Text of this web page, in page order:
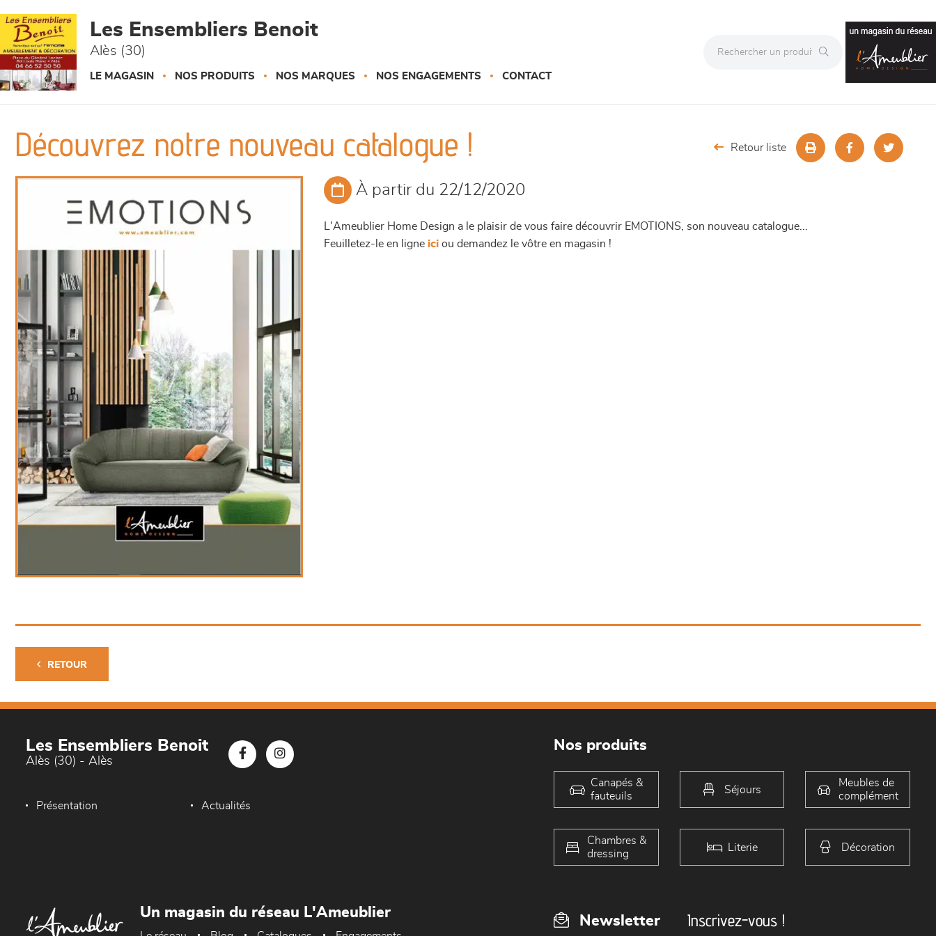
Les Ensembliers Benoit
Alès (30)
LE MAGASIN NOS PRODUITS NOS MARQUES NOS ENGAGEMENTS CONTACT
Découvrez notre nouveau catalogue ! Retour liste
À partir du 22/12/2020
L'Ameublier Home Design a le plaisir de vous faire découvrir EMOTIONS, son nouveau catalogue...
Feuilletez-le en ligneici ou demandez le vôtre en magasin !
RETOUR
Les Ensembliers Benoit
Alès (30) - Alès
Présentation Actualités
Nos produits
Canapés &
fauteuils
Séjours
Meubles de
complément
Chambres &
dressing
Literie Décoration
Newsletter Inscrivez-vous !
Un magasin du réseau L'Ameublier